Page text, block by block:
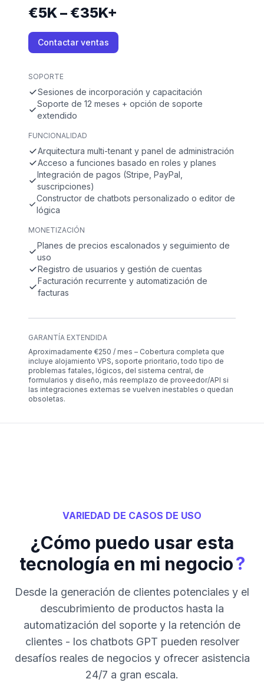
€5K – €35K+
Contactar ventas
SOPORTE
Sesiones de incorporación y capacitación
Soporte de 12 meses + opción de soporte
extendido
FUNCIONALIDAD
Arquitectura multi-tenant y panel de administración
Acceso a funciones basado en roles y planes
Integración de pagos (Stripe, PayPal,
suscripciones)
Constructor de chatbots personalizado o editor de
lógica
MONETIZACIÓN
Planes de precios escalonados y seguimiento de
uso
Registro de usuarios y gestión de cuentas
Facturación recurrente y automatización de
facturas
GARANTÍA EXTENDIDA
Aproximadamente €250 / mes – Cobertura completa que
incluye alojamiento VPS, soporte prioritario, todo tipo de
problemas fatales, lógicos, del sistema central, de
formularios y diseño, más reemplazo de proveedor/API si
las integraciones externas se vuelven inestables o quedan
obsoletas.
VARIEDAD DE CASOS DE USO
¿Cómo puedo usar esta
tecnología en mi negocio?
Desde la generación de clientes potenciales y el
descubrimiento de productos hasta la
automatización del soporte y la retención de
clientes - los chatbots GPT pueden resolver
desafíos reales de negocios y ofrecer asistencia
24/7 a gran escala.